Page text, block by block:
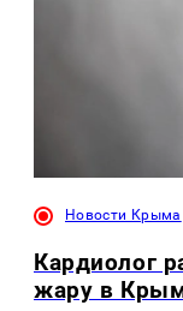
Новости Крыма
Кардиолог
жару в